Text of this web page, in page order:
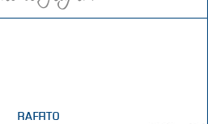
RAFFITO